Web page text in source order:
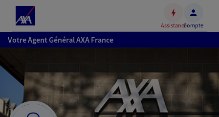
Accéder
au
Accéder
au
pied
de
AssistanceCompte
Votre Agent Général AXA France